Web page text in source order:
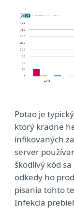
Potao je
ktorý kradne
infikovaných
server
škodlivý kód
odkedy ho
písania tohto
Infekcia